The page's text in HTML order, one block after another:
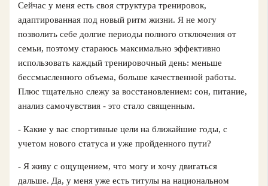
Сейчас у меня есть своя структура тренировок,
адаптированная под новый ритм жизни. Я не могу
позволить себе долгие периоды полного отключения от
семьи, поэтому стараюсь максимально эффективно
использовать каждый тренировочный день: меньше
бессмысленного объема, больше качественной работы.
Плюс тщательно слежу за восстановлением: сон, питание,
анализ самочувствия - это стало священным.
- Какие у вас спортивные цели на ближайшие годы, с
учетом нового статуса и уже пройденного пути?
- Я живу с ощущением, что могу и хочу двигаться
дальше. Да, у меня уже есть титулы на национальном